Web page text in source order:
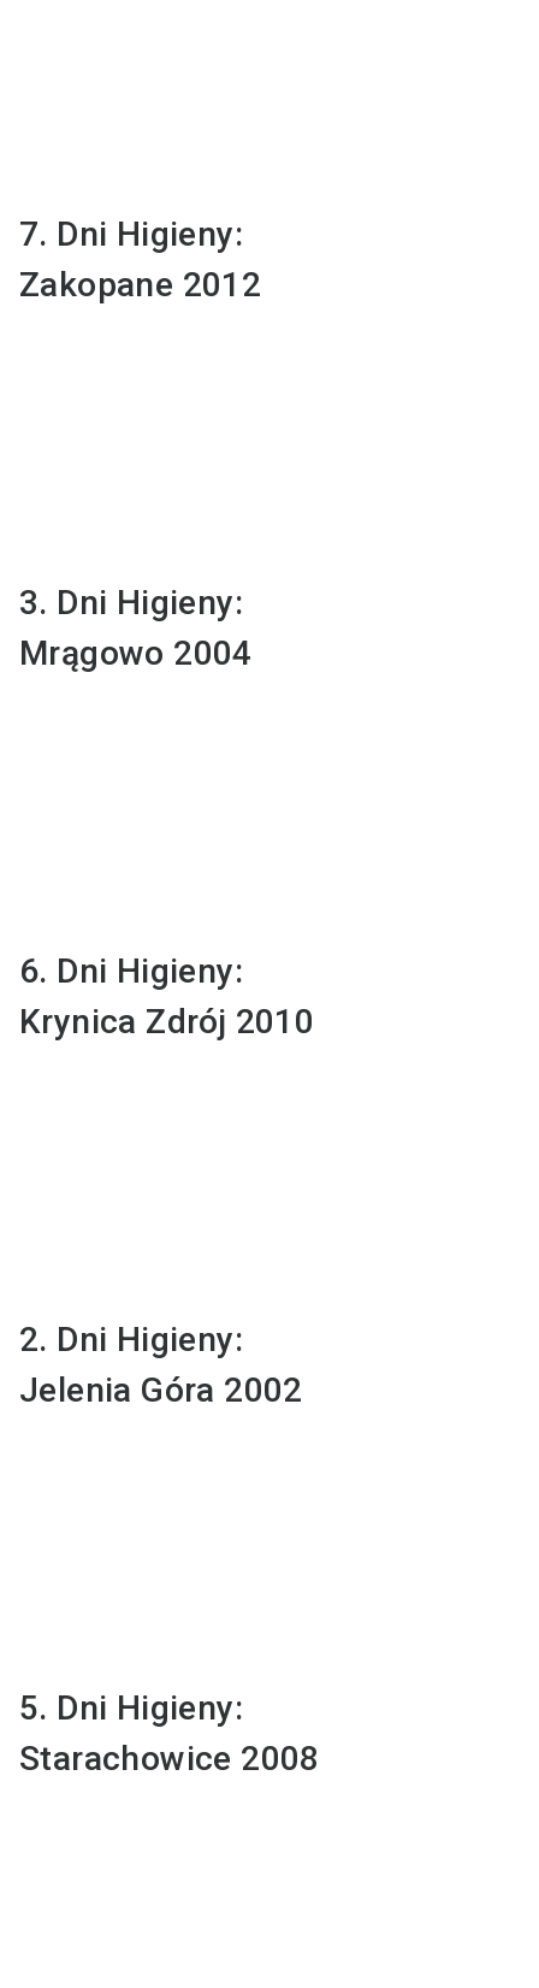
7. Dni Higieny:
Zakopane 2012
3. Dni Higieny:
Mrągowo 2004
6. Dni Higieny:
Krynica Zdrój 2010
2. Dni Higieny:
Jelenia Góra 2002
5. Dni Higieny:
Starachowice 2008